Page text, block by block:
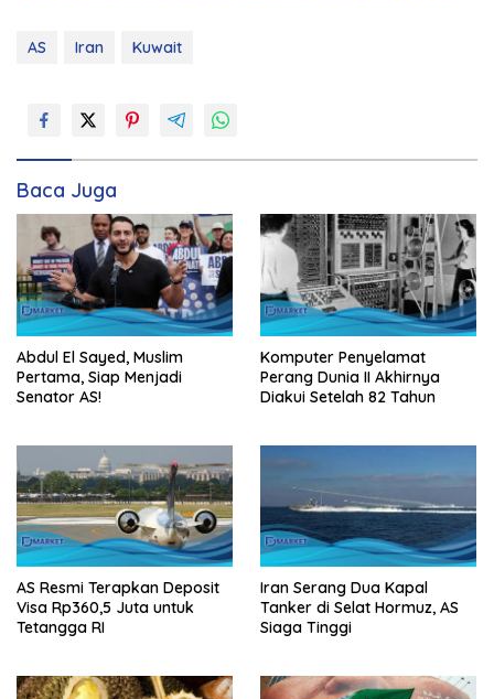
AS Iran Kuwait
Baca Juga
Abdul El Sayed, Muslim
Pertama, Siap Menjadi
Senator AS!
Komputer Penyelamat
Perang Dunia II Akhirnya
Diakui Setelah 82 Tahun
AS Resmi Terapkan Deposit
Visa Rp360,5 Juta untuk
Tetangga RI
Iran Serang Dua Kapal
Tanker di Selat Hormuz, AS
Siaga Tinggi